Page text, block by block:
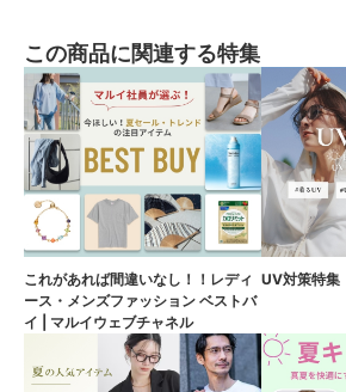
この商品に関連する特集
これがあれば間違いなし！！レディ
ース・メンズファッション ベストバ
イ | マルイウェブチャネル
UV対策特集